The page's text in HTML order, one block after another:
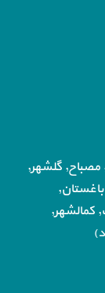
مصباح, گلشهر,
کمالشهر,